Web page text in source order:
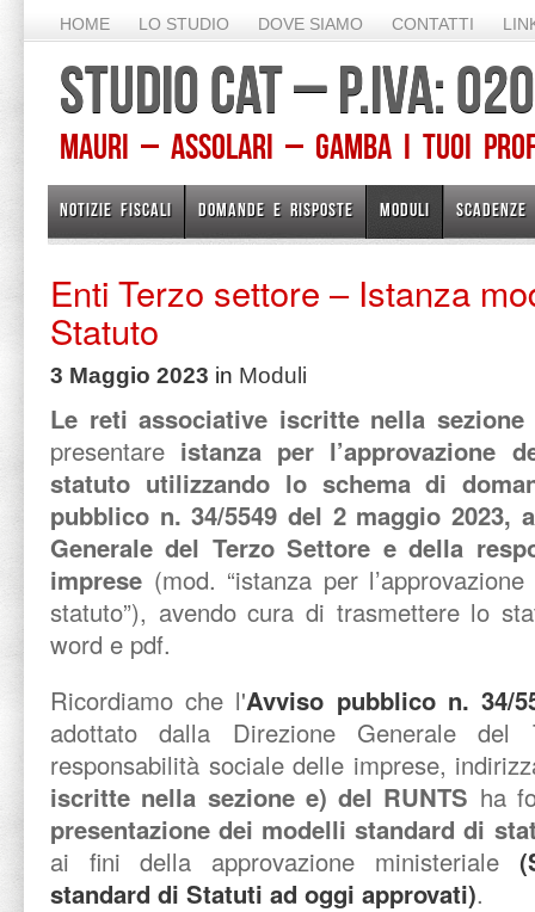
HOME LO STUDIO DOVE SIAMO CONTATTI
STUDIO CAT – P.IVA:
Mauri – Assolari – Gamba I TUOI
NOTIZIE FISCALI DOMANDE E RISPOSTE MODULI SCADENZE
Enti Terzo settore – Istanza
Statuto
3 Maggio 2023 in Moduli
Le reti associative iscritte nella sezione
presentare istanza per l’approvazione
statuto utilizzando lo schema di
pubblico n. 34/5549 del 2 maggio 2023,
Generale del Terzo Settore e della
imprese (mod. “istanza per
statuto”), avendo cura di trasmettere lo
word e pdf.
Ricordiamo che l'Avviso pubblico n. 34/
adottato dalla Direzione Generale
responsabilità sociale delle imprese,
iscritte nella sezione e) del RUNTS ha
presentazione dei modelli standard di
ai fini della approvazione ministeriale
standard di Statuti ad oggi approvati).